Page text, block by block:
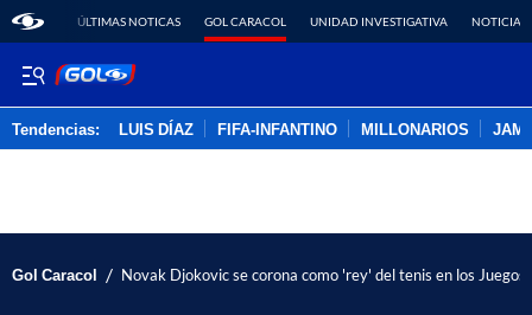
ÚLTIMAS NOTICAS GOL CARACOL UNIDAD INVESTIGATIVA NOTICIAS
Tendencias: LUIS DÍAZ FIFA-INFANTINO MILLONARIOS
Gol Caracol / Novak Djokovic se corona como 'rey' del tenis en los